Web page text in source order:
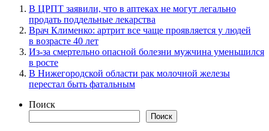
В ЦРПТ заявили, что в аптеках не могут легально
продать поддельные лекарства
Врач Клименко: артрит все чаще проявляется у людей
в возрасте 40 лет
Из-за смертельно опасной болезни мужчина уменьшился
в росте
В Нижегородской области рак молочной железы
перестал быть фатальным
Поиск
Поиск